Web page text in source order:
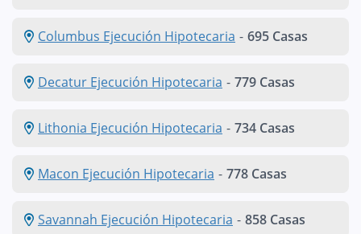
Columbus Ejecución Hipotecaria - 695 Casas
Decatur Ejecución Hipotecaria - 779 Casas
Lithonia Ejecución Hipotecaria - 734 Casas
Macon Ejecución Hipotecaria - 778 Casas
Savannah Ejecución Hipotecaria - 858 Casas